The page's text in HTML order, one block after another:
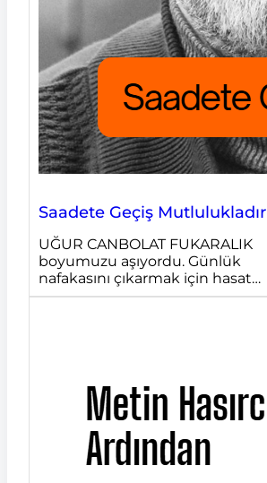
Saadete Geçiş Mutlulukladır
UĞUR CANBOLAT FUKARALIK
boyumuzu aşıyordu. Günlük
nafakasını çıkarmak için hasat…